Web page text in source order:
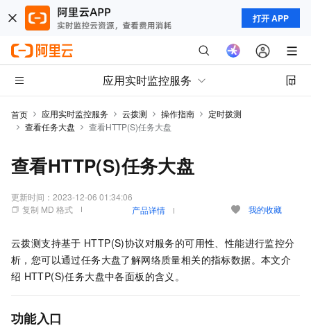
打开 APP
应用实时监控服务
首页 应用实时监控服务 云拨测 操作指南
定时拨测
查看任务大盘
查看HTTP(S)任务大盘
查看HTTP(S)任务大盘
更新时间： 2023-12-06 01:34:06
复制 MD 格式
产品详情 我的收藏
云拨测支持基于 HTTP(S)协议对服务的可用性、性能进行监控分
析，您可以通过任务大盘了解网络质量相关的指标数据。本文介
绍 HTTP(S)任务大盘中各面板的含义。
功能入口